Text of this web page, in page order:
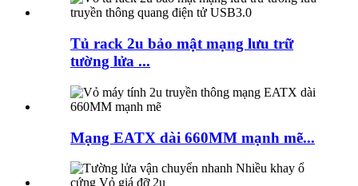
Tủ rack 2u bảo mật mạng lưu trữ
tường lửa ...
Mạng EATX dài 660MM mạnh mẽ...